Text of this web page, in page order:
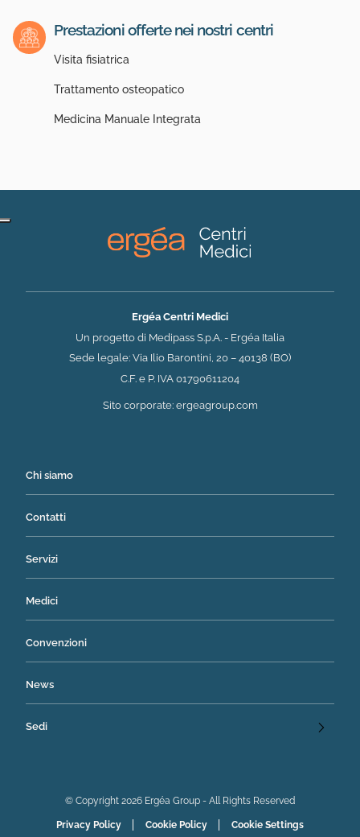
Prestazioni offerte nei nostri centri
Visita fisiatrica
Trattamento osteopatico
Medicina Manuale Integrata
Ergéa Centri Medici
Un progetto di Medipass S.p.A. - Ergéa Italia
Sede legale: Via Ilio Barontini, 20 – 40138 (BO)
C.F. e P. IVA 01790611204
Sito corporate: ergeagroup.com(si apre in una nuova
Chi siamo
Contatti
Servizi
Medici
Convenzioni
News
Sedi
© Copyright 2026 Ergéa Group - All Rights Reserved
Privacy Policy Cookie Policy Cookie Settings